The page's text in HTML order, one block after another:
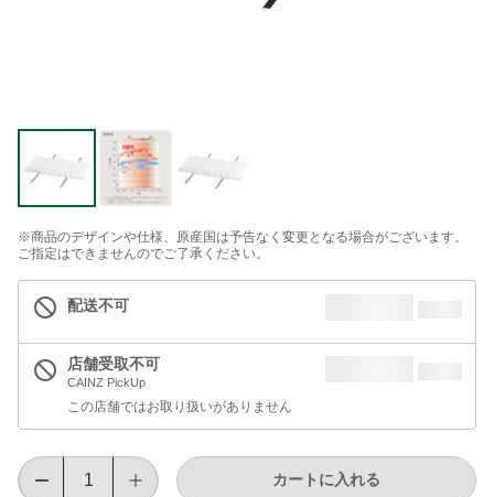
※商品のデザインや仕様、原産国は予告なく変更となる場合がございます。
ご指定はできませんのでご了承ください。
配送不可
店舗受取不可
CAINZ PickUp
この店舗ではお取り扱いがありません
カートに入れる